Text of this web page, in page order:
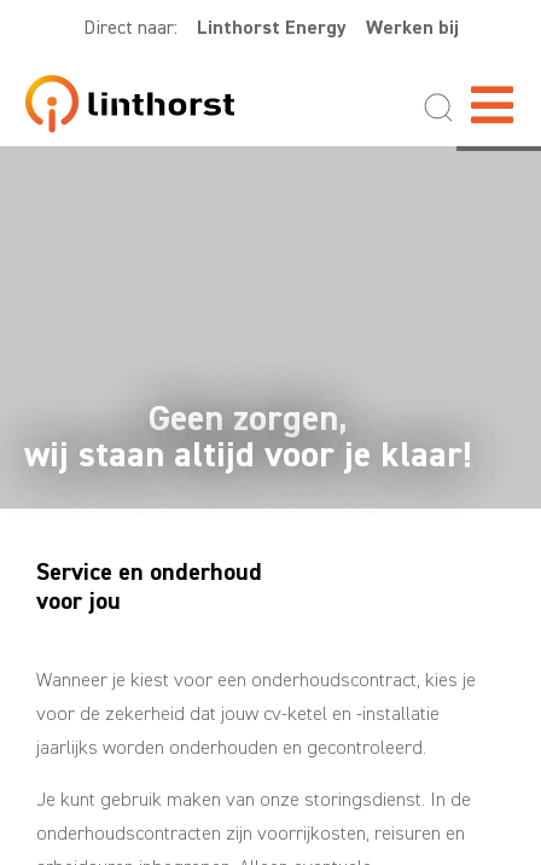
Direct naar: Linthorst Energy Werken bij
Geen zorgen,
wij staan altijd voor je klaar!
Service en onderhoud
voor jou
Wanneer je kiest voor een onderhoudscontract, kies je
voor de zekerheid dat jouw cv-ketel en -installatie
jaarlijks worden onderhouden en gecontroleerd.
Je kunt gebruik maken van onze storingsdienst. In de
onderhoudscontracten zijn voorrijkosten, reisuren en